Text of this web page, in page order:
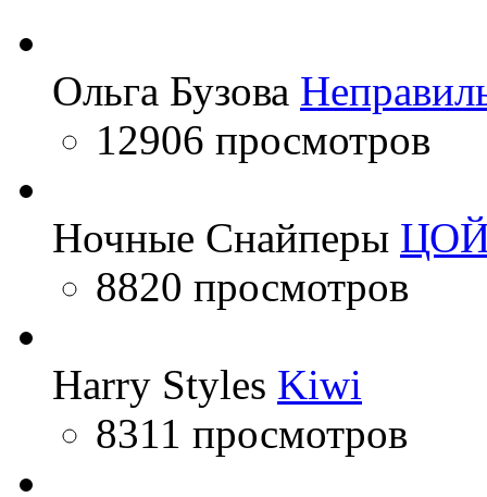
Ольга Бузова
12906 просмотров
Ночные Снайперы
8820 просмотров
Harry Styles Kiwi
8311 просмотров